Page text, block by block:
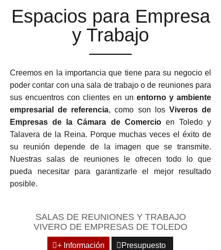
Espacios para Empresa
y Trabajo
Creemos en la importancia que tiene para su negocio el
poder contar con una sala de trabajo o de reuniones para
sus encuentros con clientes en un entorno y ambiente
empresarial de referencia, como son los Viveros de
Empresas de la Cámara de Comercioen Toledo y
Talavera de la Reina. Porque muchas veces el éxito de
su reunión depende de la imagen que se transmite.
Nuestras salas de reuniones le ofrecen todo lo que
pueda necesitar para garantizarle el mejor resultado
posible.
SALAS DE REUNIONES Y TRABAJO
VIVERO DE EMPRESAS DE TOLEDO
+ Información Presupuesto